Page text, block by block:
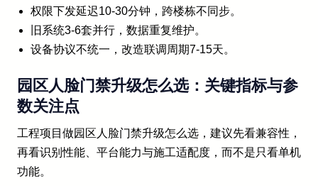
权限下发延迟10-30分钟，跨楼栋不同步。
旧系统3-6套并行，数据重复维护。
设备协议不统一，改造联调周期7-15天。
园区人脸门禁升级怎么选：关键指标与参
数关注点
工程项目做园区人脸门禁升级怎么选，建议先看兼容性，
再看识别性能、平台能力与施工适配度，而不是只看单机
功能。